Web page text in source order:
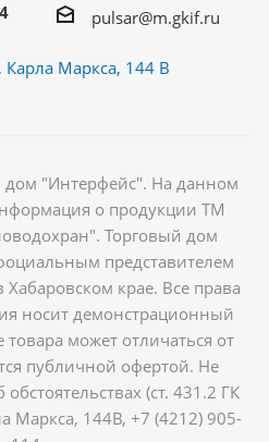
pulsar@m.gkif.ru
Карла Маркса, 144 В
"Интерфейс". На данном
о продукции ТМ
Торговый дом
представителем
крае. Все права
носит демонстрационный
может отличаться от
публичной офертой. Не
(ст. 431.2 ГК
Маркса, 144В, +7 (4212) 905-